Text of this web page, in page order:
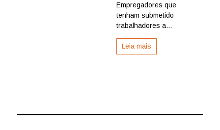
Empregadores que
tenham submetido
trabalhadores a...
Leia mais